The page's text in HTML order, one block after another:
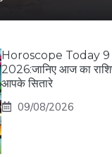
Horoscope Today
2026:जानिए आज का
आपके सितारे
09/08/2026